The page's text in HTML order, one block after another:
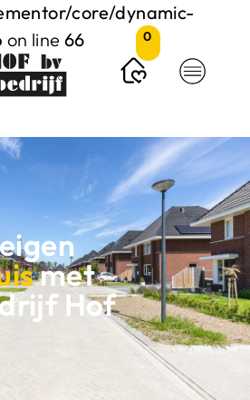
core/dynamic-
on line66 0
met
Hof